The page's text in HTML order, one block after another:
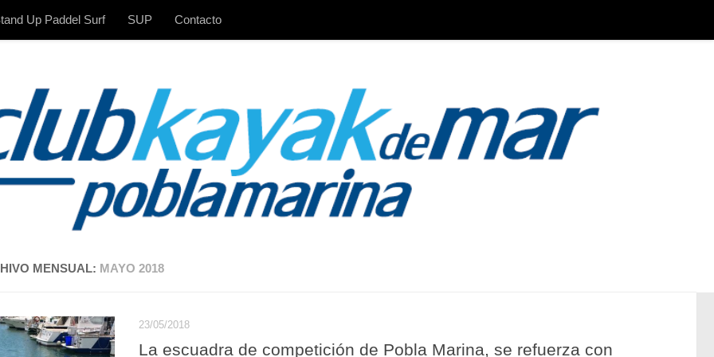
Up Paddel Surf SUP Contacto
MENSUAL: MAYO 2018
23/05/2018
La escuadra de competición de Pobla Marina, se refuerza con